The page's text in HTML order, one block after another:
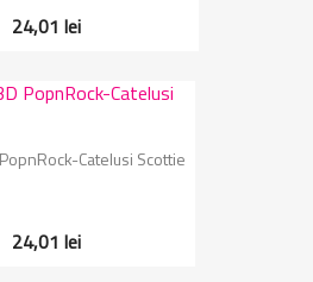
24,01 lei
Catelusi Scottie
24,01 lei